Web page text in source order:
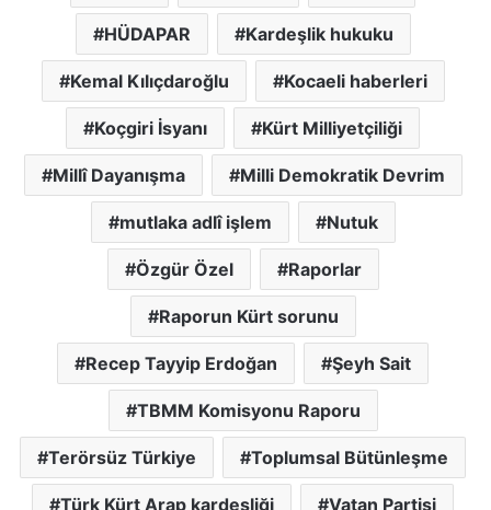
HÜDAPAR Kardeşlik hukuku
Kemal Kılıçdaroğlu Kocaeli haberleri
Koçgiri İsyanı Kürt Milliyetçiliği
Millî Dayanışma Milli Demokratik Devrim
mutlaka adlî işlem Nutuk
Özgür Özel Raporlar
Raporun Kürt sorunu
Recep Tayyip Erdoğan Şeyh Sait
TBMM Komisyonu Raporu
Terörsüz Türkiye Toplumsal Bütünleşme
Türk Kürt Arap kardeşliği Vatan Partisi